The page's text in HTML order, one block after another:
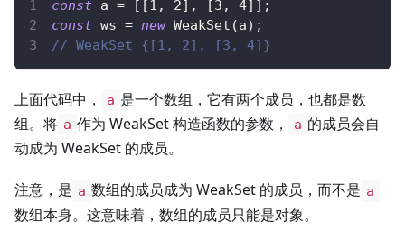
const a = [ [1 , 2] , [3 , 4] ] ;
const ws = new WeakSet (a) ;
// WeakSet {[1, 2], [3, 4]}
上面代码中， a 是一个数组，它有两个成员，也都是数
组。将 a 作为 WeakSet 构造函数的参数， a 的成员会自
动成为 WeakSet 的成员。
注意，是 a 数组的成员成为 WeakSet 的成员，而不是 a
数组本身。这意味着，数组的成员只能是对象。